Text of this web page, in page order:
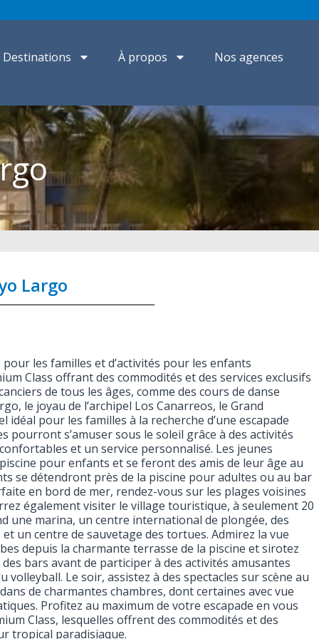
Destinations À propos Nos agences
Largo
les familles et d’activités pour les enfants
Class offrant des commodités et des services exclusifs
de tous les âges, comme des cours de danse
le joyau de l’archipel Los Canarreos, le Grand
idéal pour les familles à la recherche d’une escapade
pourront s’amuser sous le soleil grâce à des activités
et un service personnalisé. Les jeunes
pour enfants et se feront des amis de leur âge au
se détendront près de la piscine pour adultes ou au bar
en bord de mer, rendez-vous sur les plages voisines
également visiter le village touristique, à seulement 20
une marina, un centre international de plongée, des
un centre de sauvetage des tortues. Admirez la vue
depuis la charmante terrasse de la piscine et sirotez
bars avant de participer à des activités amusantes
volleyball. Le soir, assistez à des spectacles sur scène au
de charmantes chambres, dont certaines avec vue
Profitez au maximum de votre escapade en vous
Class, lesquelles offrent des commodités et des
tropical paradisiaque.